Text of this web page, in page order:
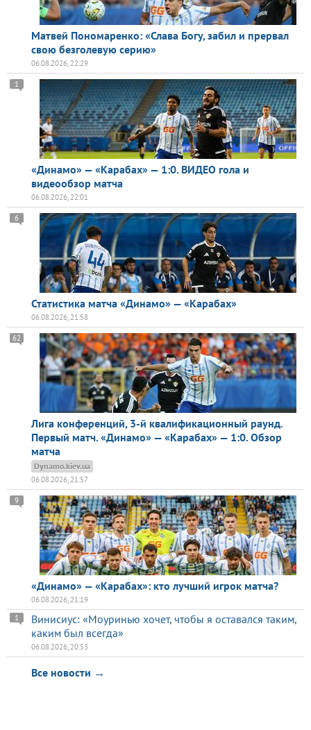
Матвей Пономаренко: «Слава Богу, забил и прервал
свою безголевую серию»
06.08.2026, 22:29
«Динамо» — «Карабах» — 1:0. ВИДЕО гола и
видеообзор матча
1
06.08.2026, 22:01
Статистика матча «Динамо» — «Карабах»
6
06.08.2026, 21:58
Лига конференций, 3-й квалификационный раунд.
Первый матч. «Динамо» — «Карабах» — 1:0. Обзор
матча
62
Dynamo.kiev.ua
06.08.2026, 21:57
«Динамо» — «Карабах»: кто лучший игрок матча?
9
06.08.2026, 21:19
Винисиус: «Моуринью хочет, чтобы я оставался таким,
каким был всегда»
1
06.08.2026, 20:53
Все новости →